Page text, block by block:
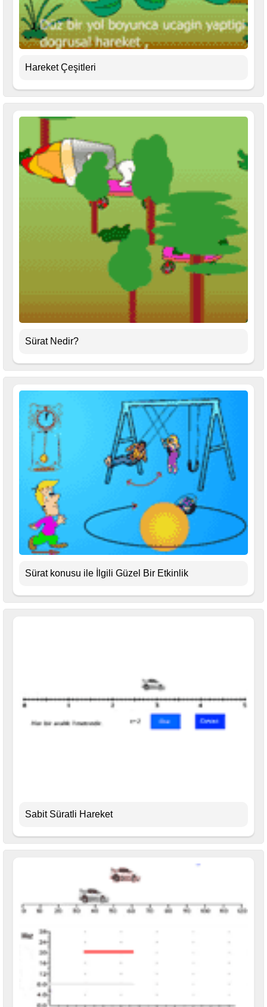
Hareket Çeşitleri
Sürat Nedir?
Sürat konusu ile İlgili Güzel Bir Etkinlik
Sabit Süratli Hareket